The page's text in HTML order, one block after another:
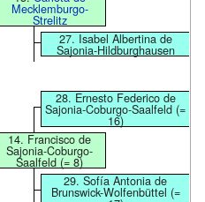
Mecklemburgo-
Strelitz
27. Isabel Albertina de
Sajonia-Hildburghausen
28. Ernesto Federico de
Sajonia-Coburgo-Saalfeld (=
16)
14. Francisco de
Sajonia-Coburgo-
Saalfeld (= 8)
29. Sofía Antonia de
Brunswick-Wolfenbüttel (=